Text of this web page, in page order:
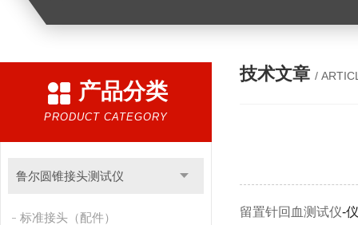
产品分类
PRODUCT CATEGORY
鲁尔圆锥接头测试仪
标准接头（配件）
技术文章 /
留置针回血测试仪-